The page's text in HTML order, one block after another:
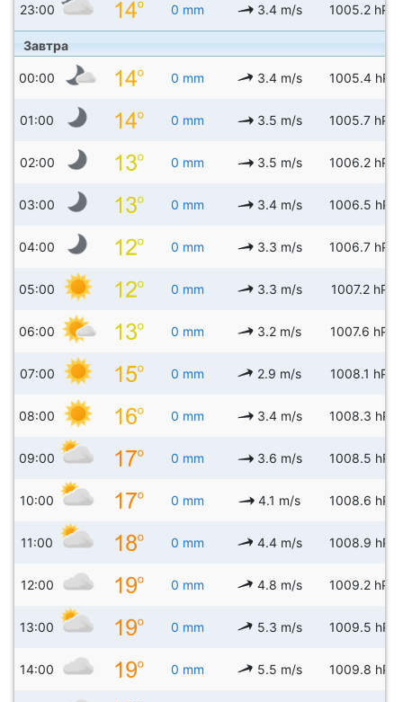
23:00 0 mm 3.4 m/s 1005.2 hPa
Завтра
00:00 0 mm 3.4 m/s 1005.4 hPa
01:00 0 mm 3.5 m/s 1005.7 hPa
02:00 0 mm 3.5 m/s 1006.2 hPa
03:00 0 mm 3.4 m/s 1006.5 hPa
04:00 0 mm 3.3 m/s 1006.7 hPa
05:00 0 mm 3.3 m/s 1007.2 hPa
06:00 0 mm 3.2 m/s 1007.6 hPa
07:00 0 mm 2.9 m/s 1008.1 hPa
08:00 0 mm 3.4 m/s 1008.3 hPa
09:00 0 mm 3.6 m/s 1008.5 hPa
10:00 0 mm 4.1 m/s 1008.6 hPa
11:00 0 mm 4.4 m/s 1008.9 hPa
12:00 0 mm 4.8 m/s 1009.2 hPa
13:00 0 mm 5.3 m/s 1009.5 hPa
14:00 0 mm 5.5 m/s 1009.8 hPa